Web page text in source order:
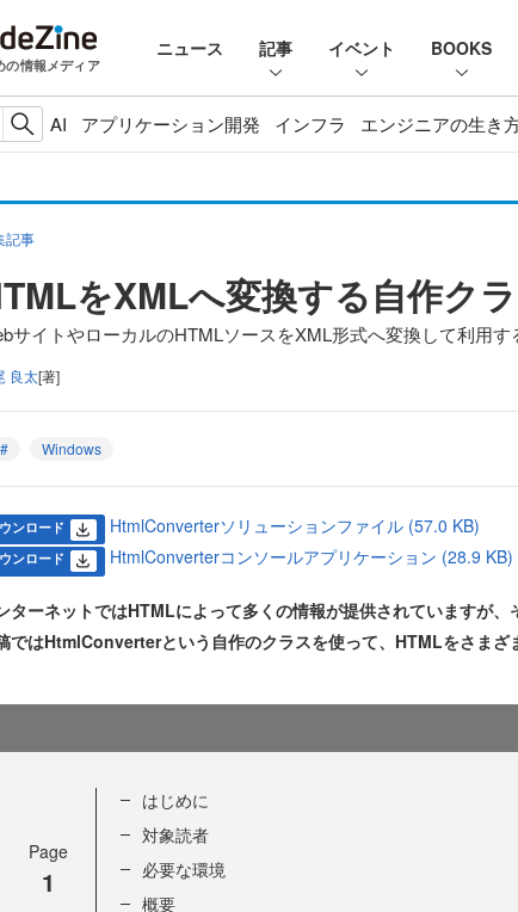
の情報メディア
ニュース 記事 イベント BOOKS
AI アプリケーション開発 インフラ エンジニアの生き
記事
をXMLへ変換する自作ク
サイトやローカルのHTMLソースをXML形式へ変換して利用す
良太[著]
Windows
ンロード HtmlConverterソリューションファイル (57.0 KB)
ンロード HtmlConverterコンソールアプリケーション (28.9 KB)
ターネットではHTMLによって多くの情報が提供されていますが
ではHtmlConverterという自作のクラスを使って、HTMLをさまざ
Page
1
はじめに
対象読者
必要な環境
概要